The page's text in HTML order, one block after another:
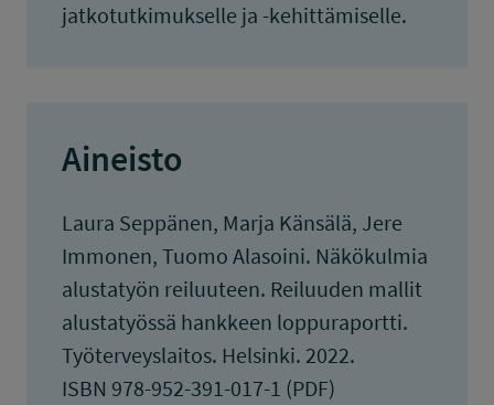
jatkotutkimukselle ja -kehittämiselle.
Aineisto
Laura Seppänen, Marja Känsälä, Jere
Immonen, Tuomo Alasoini. Näkökulmia
alustatyön reiluuteen. Reiluuden mallit
alustatyössä hankkeen loppuraportti.
Työterveyslaitos. Helsinki. 2022.
ISBN 978-952-391-017-1 (PDF)